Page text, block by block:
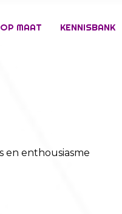
OP MAAT KENNISBANK
en enthousiasme